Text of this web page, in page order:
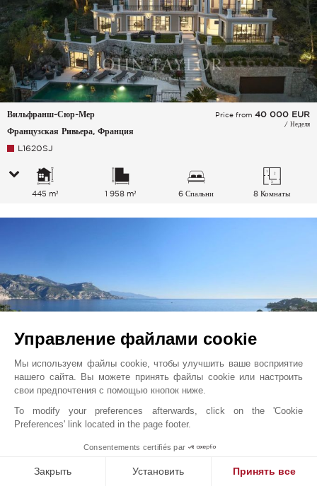
Вильфранш-Сюр-Мер
Французская Ривьера, Франция
Price from 40 000 EUR
/ Неделя
L1620SJ
445 m² 1 958 m² 6 Спальни 8 Комнаты
Сен-Жан-Кап-Ферра
Price from48 000 EUR
Управление файлами cookie
Мы используем файлы cookie, чтобы улучшить ваше восприятие
нашего сайта. Вы можете принять файлы cookie или настроить
свои предпочтения с помощью кнопок ниже.
To modify your preferences afterwards, click on the 'Cookie
Preferences' link located in the page footer.
Consentements certifiés par
Закрыть Установить Принять все